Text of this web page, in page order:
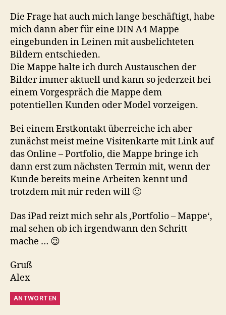
Die Frage hat auch mich lange beschäftigt, habe
mich dann aber für eine DIN A4 Mappe
eingebunden in Leinen mit ausbelichteten
Bildern entschieden.
Die Mappe halte ich durch Austauschen der
Bilder immer aktuell und kann so jederzeit bei
einem Vorgespräch die Mappe dem
potentiellen Kunden oder Model vorzeigen.
Bei einem Erstkontakt überreiche ich aber
zunächst meist meine Visitenkarte mit Link auf
das Online – Portfolio, die Mappe bringe ich
dann erst zum nächsten Termin mit, wenn der
Kunde bereits meine Arbeiten kennt und
trotzdem mit mir reden will 🙂
Das iPad reizt mich sehr als ‚Portfolio – Mappe‘,
mal sehen ob ich irgendwann den Schritt
mache … 😉
Gruß
Alex
ANTWORTEN